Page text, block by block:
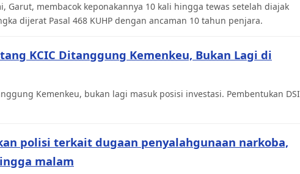
Garut, membacok keponakannya 10 kali hingga tewas setelah diajak
dijerat Pasal 468 KUHP dengan ancaman 10 tahun penjara.
KCIC Ditanggung Kemenkeu, Bukan Lagi di
Kemenkeu, bukan lagi masuk posisi investasi. Pembentukan DSI
polisi terkait dugaan penyalahgunaan narkoba,
malam